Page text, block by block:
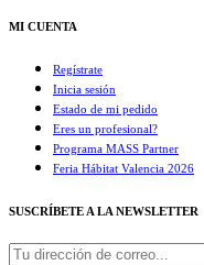
MI CUENTA
Regístrate
Inicia sesión
Estado de mi pedido
Eres un profesional?
Programa MASS Partner
Feria Hábitat Valencia 2026​
SUSCRÍBETE A LA NEWSLETTER